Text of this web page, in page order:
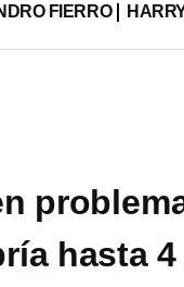
FIERRO
hasta